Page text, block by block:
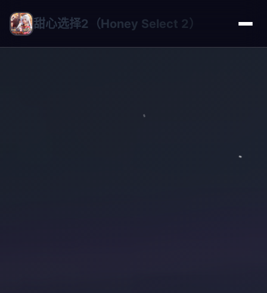
甜心选择2（Honey Select 2）